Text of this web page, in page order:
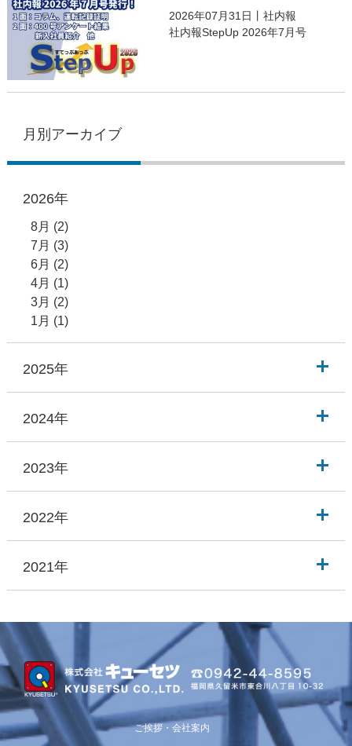
2026年07月31日丨社内報
社内報StepUp 2026年7月号
月別アーカイブ
2026年
8月 (2)
7月 (3)
6月 (2)
4月 (1)
3月 (2)
1月 (1)
2025年
2024年
2023年
2022年
2021年
ご挨拶・会社案内